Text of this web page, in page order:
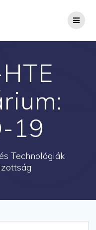
19
Technológiák